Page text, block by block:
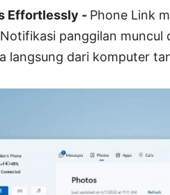
Effortlessly - Phone Link
panggilan muncul
langsung dari komputer